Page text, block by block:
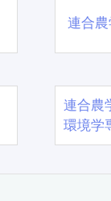
連合
連合農
環境学